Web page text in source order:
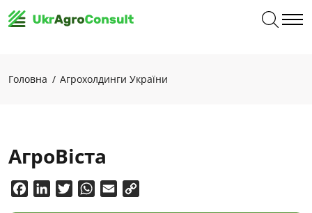
Головна Агрохолдинги України
АгроВіста
FacebookLinkedInTwitterWhatsApp
Email